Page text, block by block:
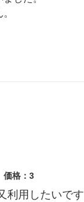
ます。
価格：3
用したいです